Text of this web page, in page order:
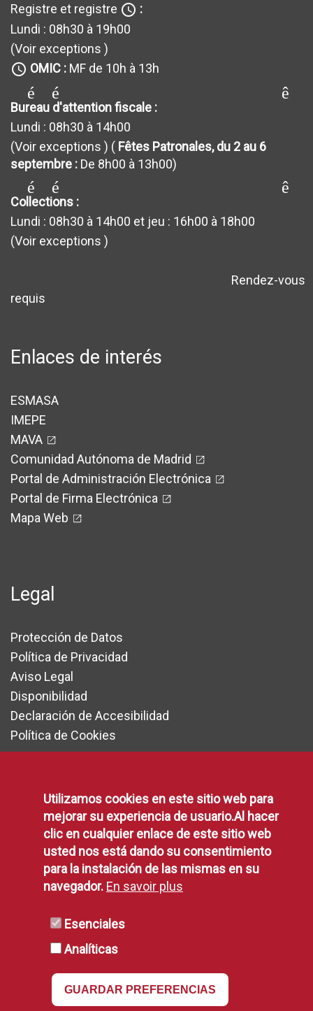
Registre et registre query_builder :
Lundi : 08h30 à 19h00
(Voir exceptions )
query_builder OMIC : MF de 10h à 13h
générateur_de
Bureau d'attention fiscale :
Lundi : 08h30 à 14h00
(Voir exceptions ) ( Fêtes Patronales, du 2 au 6
septembre : De 8h00 à 13h00)
générateur_de
Collections :
Lundi : 08h30 à 14h00 et jeu : 16h00 à 18h00
(Voir exceptions )
Rendez-vous
requis
Enlaces de interés
ESMASA
IMEPE
MAVA
Comunidad Autónoma de Madrid
Portal de Administración Electrónica
Portal de Firma Electrónica
Mapa Web
Legal
Protección de Datos
Política de Privacidad
Aviso Legal
Disponibilidad
Declaración de Accesibilidad
Política de Cookies
Utilizamos cookies en este sitio web para
mejorar su experiencia de usuario.Al hacer
clic en cualquier enlace de este sitio web
usted nos está dando su consentimiento
para la instalación de las mismas en su
navegador. En savoir plus
Esenciales
Analíticas
GUARDAR PREFERENCIAS